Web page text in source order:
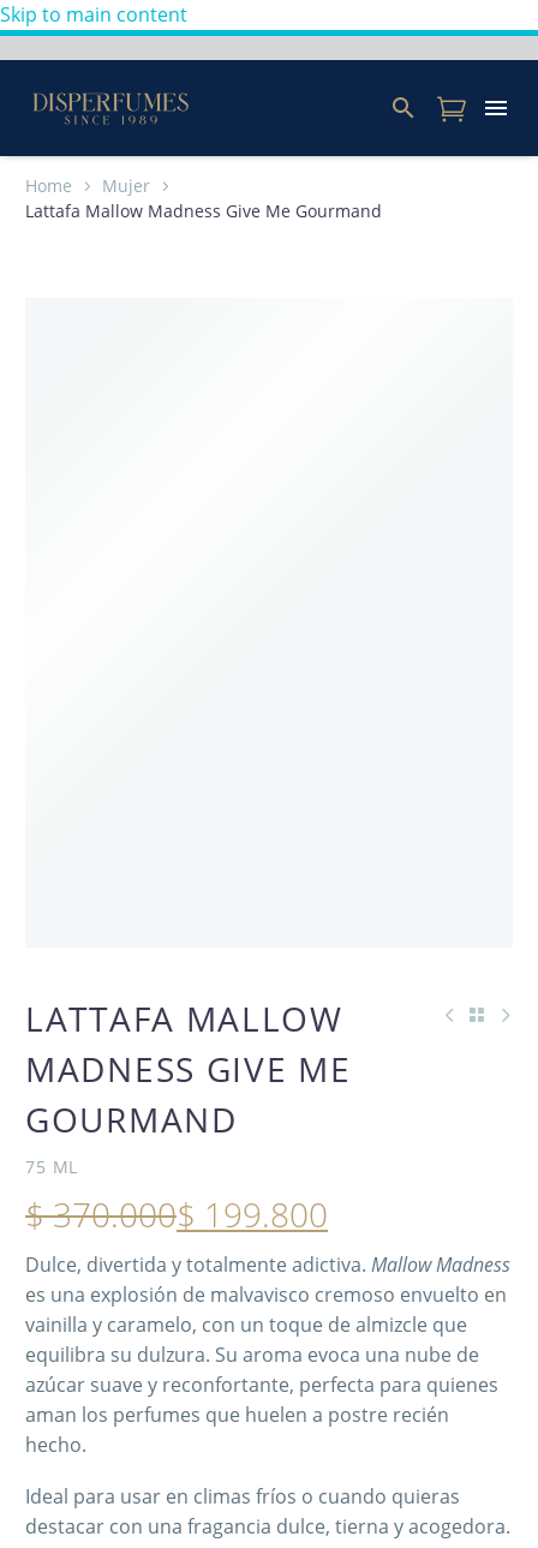
Skip to main content
Home
Mujer
Lattafa Mallow Madness Give Me Gourmand
OFERTA
-46%
LATTAFA MALLOW
MADNESS GIVE ME
GOURMAND
75 ML
$370.000$ 199.800
Dulce, divertida y totalmente adictiva. Mallow Madness
es una explosión de malvavisco cremoso envuelto en
vainilla y caramelo, con un toque de almizcle que
equilibra su dulzura. Su aroma evoca una nube de
azúcar suave y reconfortante, perfecta para quienes
aman los perfumes que huelen a postre recién
hecho.
Ideal para usar en climas fríos o cuando quieras
destacar con una fragancia dulce, tierna y acogedora.